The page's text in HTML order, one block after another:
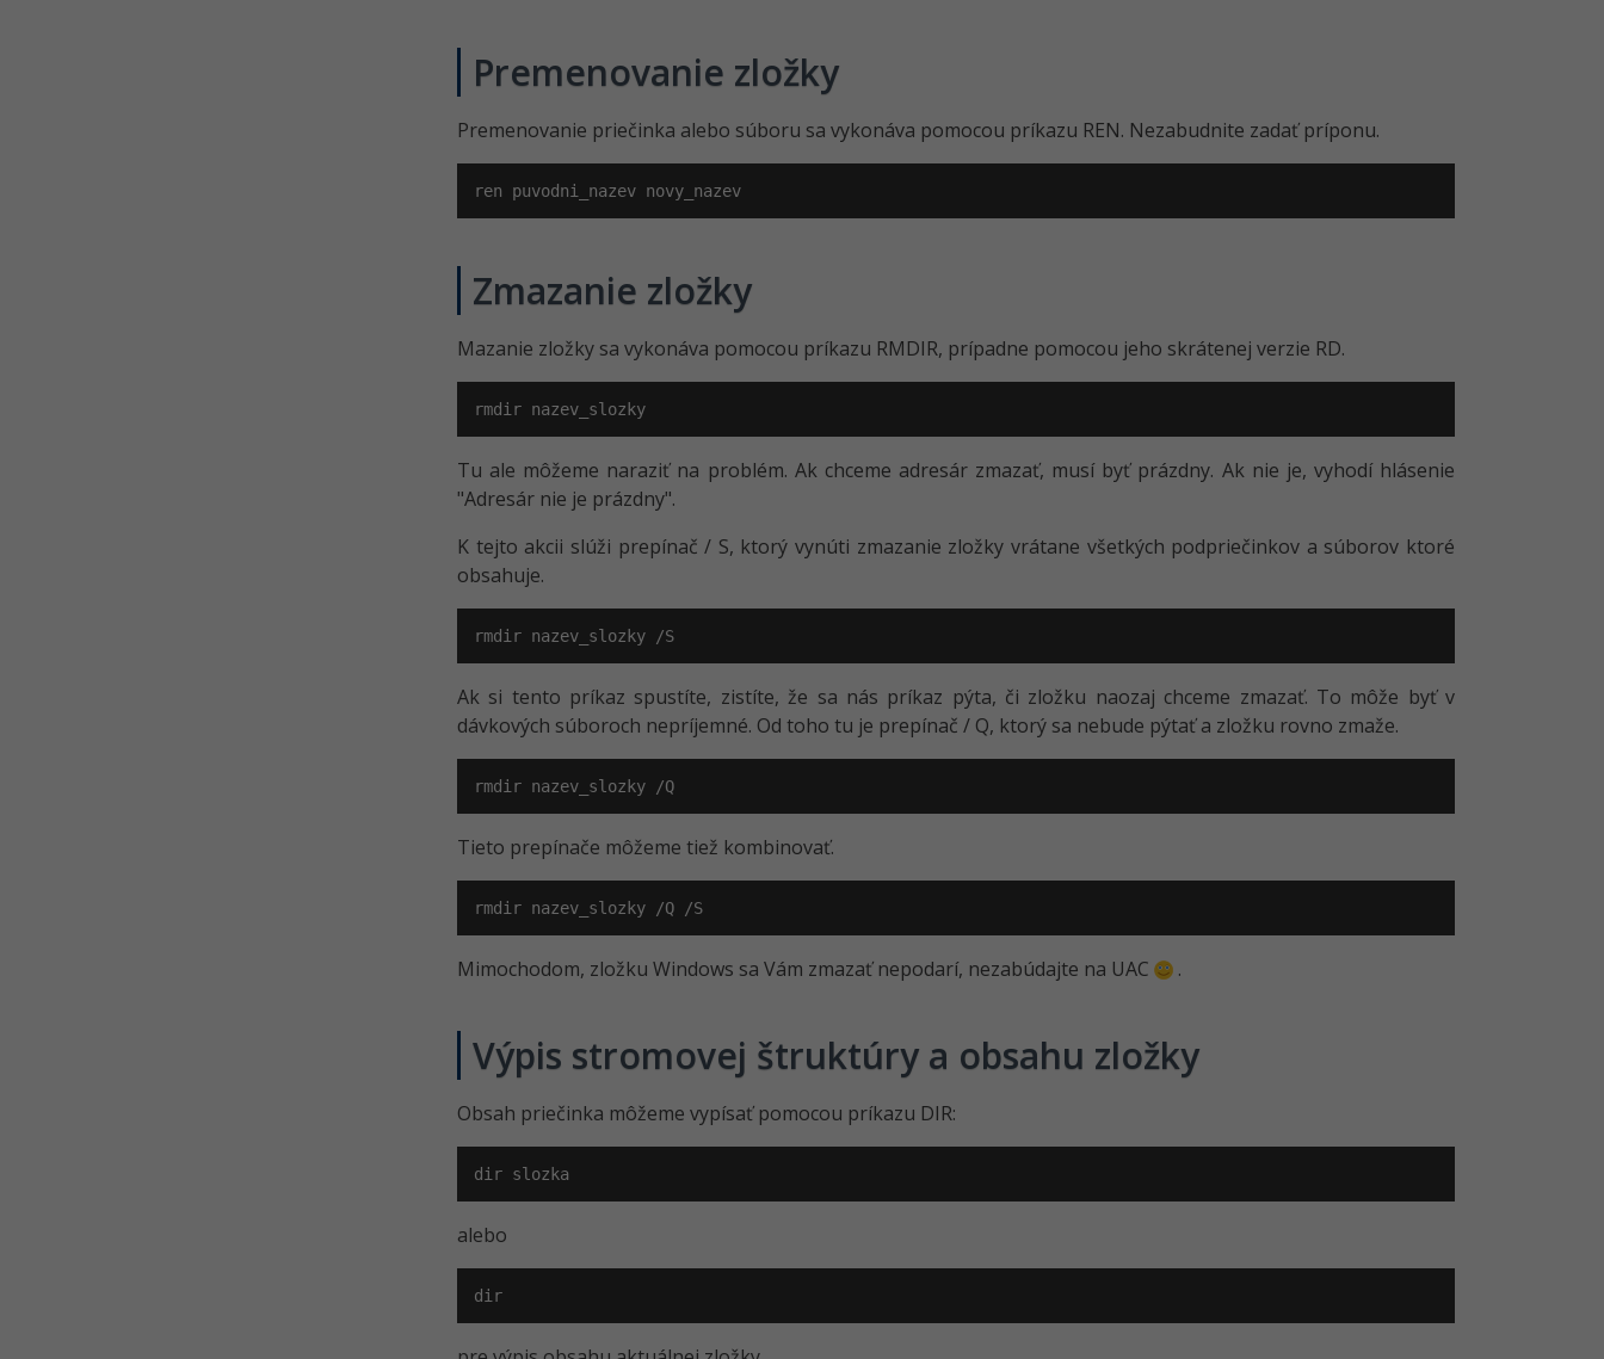
Premenovanie zložky
Premenovanie priečinka alebo súboru sa vykonáva pomocou príkazu REN. Nezabudnite zadať príponu.
ren puvodni_nazev novy_nazev
Zmazanie zložky
Mazanie zložky sa vykonáva pomocou príkazu RMDIR, prípadne pomocou jeho skrátenej verzie RD.
rmdir nazev_slozky
Tu ale môžeme naraziť na problém. Ak chceme adresár zmazať, musí byť prázdny. Ak nie je, vyhodí hlásenie
"Adresár nie je prázdny".
K tejto akcii slúži prepínač / S, ktorý vynúti zmazanie zložky vrátane všetkých podpriečinkov a súborov ktoré
obsahuje.
rmdir nazev_slozky /S
Ak si tento príkaz spustíte, zistíte, že sa nás príkaz pýta, či zložku naozaj chceme zmazať. To môže byť v
dávkových súboroch nepríjemné. Od toho tu je prepínač / Q, ktorý sa nebude pýtať a zložku rovno zmaže.
rmdir nazev_slozky /Q
Tieto prepínače môžeme tiež kombinovať.
rmdir nazev_slozky /Q /S
Mimochodom, zložku Windows sa Vám zmazať nepodarí, nezabúdajte na UAC .
Výpis stromovej štruktúry a obsahu zložky
Obsah priečinka môžeme vypísať pomocou príkazu DIR:
dir slozka
alebo
dir